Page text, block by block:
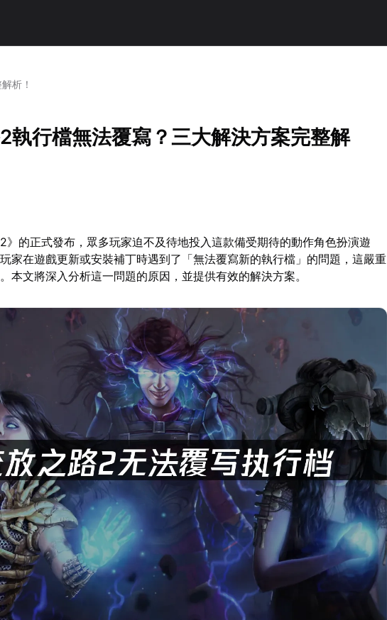
析！
執行檔無法覆寫？三大解決方案完整解
》的正式發布，眾多玩家迫不及待地投入這款備受期待的動作角色扮演遊
家在遊戲更新或安裝補丁時遇到了「無法覆寫新的執行檔」的問題，這嚴重
本文將深入分析這一問題的原因，並提供有效的解決方案。